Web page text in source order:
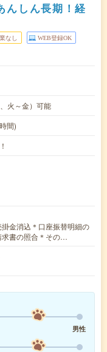
んしん長期！経
なし WEB登録OK
火～金）可能
間)
金消込＊口座振替明細の
求書の照合＊その…
男性